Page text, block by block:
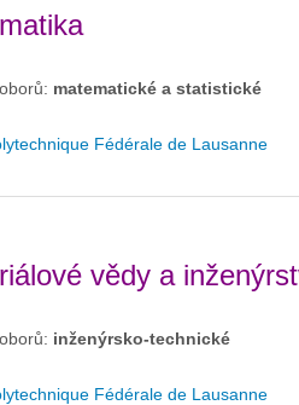
matematické a statistické
Fédérale de Lausanne
vědy a
inženýrsko-technické
Fédérale de Lausanne